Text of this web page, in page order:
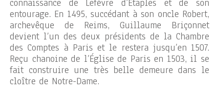
connaissance de Lefèvre d’Étaples et de son
entourage. En 1495, succédant à son oncle Robert,
archevêque de Reims, Guillaume Briçonnet
devient l’un des deux présidents de la Chambre
des Comptes à Paris et le restera jusqu’en 1507.
Reçu chanoine de l’Église de Paris en 1503, il se
fait construire une très belle demeure dans le
cloître de Notre-Dame.